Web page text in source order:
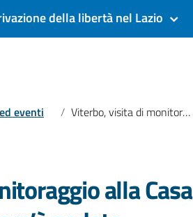
della libertà nel Lazio
eventi Viterbo, visita di monitoraggio alla Casa circondariale: ecco com’è andata
alla Casa